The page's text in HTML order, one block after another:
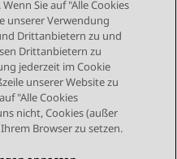
Nächstes Thema
Sie auf "Alle Cookies
unserer Verwendung
Drittanbietern zu und
Drittanbietern zu
jederzeit im Cookie
unserer Website zu
"Alle Cookies
nicht, Cookies (außer
Browser zu setzen.